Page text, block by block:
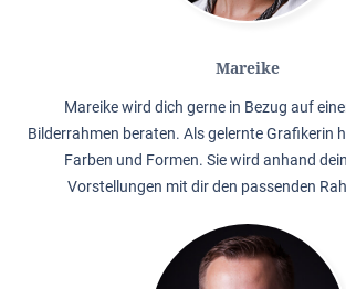
Mareike
Mareike wird dich gerne in Bezug auf
Bilderrahmen beraten. Als gelernte Grafikerin
Farben und Formen. Sie wird anhand
Vorstellungen mit dir den passenden